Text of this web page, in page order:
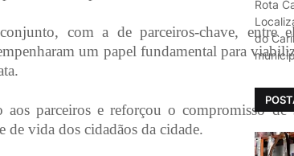
com a de parceiros-chave, entre
um papel fundamental para
parceiros e reforçou o compromisso de
vida dos cidadãos da cidade.
Rota
do